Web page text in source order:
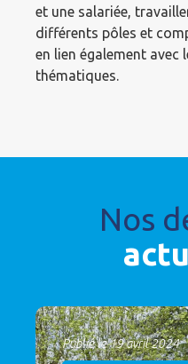
et une salariée,
différents pôles et
en lien également avec
thématiques.
Nos
Publié le 19 avril 2024